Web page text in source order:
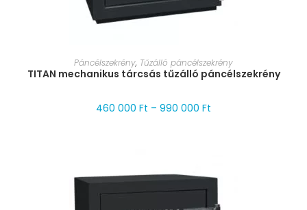
MÉRET VÁLASZTÁSA
Páncélszekrény, Tűzálló páncélszekrény
TITAN mechanikus tárcsás tűzálló páncélszekrény
460 000 Ft – 990 000 Ft